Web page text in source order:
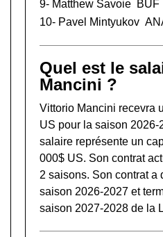
9- Matthew Savoie BUF
10- Pavel Mintyukov
Quel est le
Mancini ?
Vittorio Mancini recevra
US pour la saison
salaire représente un
000$ US. Son contrat
2 saisons. Son contrat a
saison 2026-2027 et
saison 2027-2028 de la